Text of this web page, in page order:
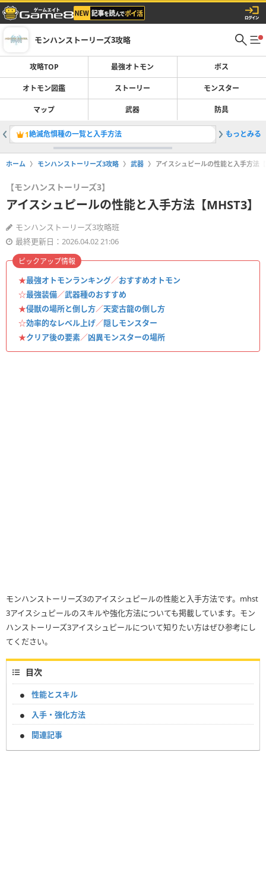
モンハンストーリーズ3攻略
攻略TOP 最強オトモン ボス
オトモン図鑑 ストーリー モンスター
マップ 武器 防具
1絶滅危惧種の一覧と入手方法 2侵獣セ
もっとみる
ホーム モンハンストーリーズ3攻略 武器 アイスシュピールの性能と入手方法
【モンハンストーリーズ3】
アイスシュピールの性能と入手方法【MHST3】
モンハンストーリーズ3攻略班
最終更新日：2026.04.02 21:06
★最強オトモンランキング／おすすめオトモン
☆最強装備／武器種のおすすめ
★侵獣の場所と倒し方／天変古龍の倒し方
☆効率的なレベル上げ／隠しモンスター
★クリア後の要素／凶異モンスターの場所
ピックアップ情報
モンハンストーリーズ3のアイスシュピールの性能と入手方法です。mhst
3アイスシュピールのスキルや強化方法についても掲載しています。モン
ハンストーリーズ3アイスシュピールについて知りたい方はぜひ参考にし
てください。
目次
性能とスキル
入手・強化方法
関連記事